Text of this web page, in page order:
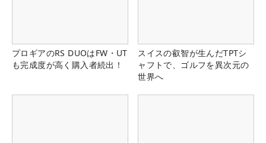
プロギアのRS DUOはFW・UT
も完成度が高く購入者続出！
スイスの叡智が生んだTPTシ
ャフトで、ゴルフを異次元の
世界へ